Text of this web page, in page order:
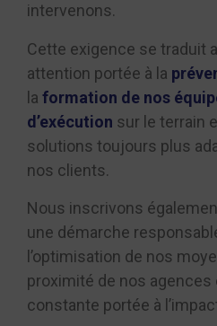
intervenons.
Cette exigence se traduit
attention portée à la
la formation de nos
d’exécution sur le terrain
solutions toujours plus
nos clients.
Nous inscrivons
une démarche
l’optimisation de nos
proximité de nos agences
constante portée à